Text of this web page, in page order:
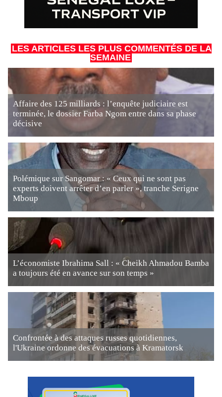
LES ARTICLES LES PLUS COMMENTÉS DE LA
SEMAINE
Affaire des 125 milliards : l’enquête judiciaire est
terminée, le dossier Farba Ngom entre dans sa phase
décisive
Polémique sur Sangomar : « Ceux qui ne sont pas
experts doivent arrêter d’en parler », tranche Serigne
Mboup
L’économiste Ibrahima Sall : « Cheikh Ahmadou Bamba
a toujours été en avance sur son temps »
Confrontée à des attaques russes quotidiennes,
l'Ukraine ordonne des évacuations à Kramatorsk